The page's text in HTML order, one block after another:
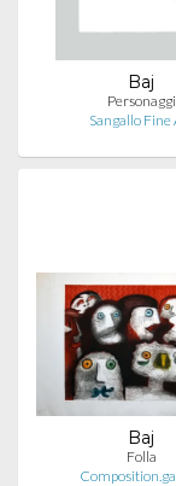
Baj
Personaggi
Sangallo Fine
Baj
Folla